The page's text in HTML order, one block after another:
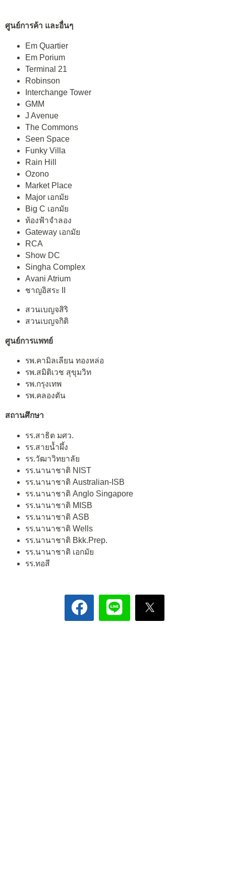
ศูนย์การค้า และอื่นๆ
Em Quartier
Em Porium
Terminal 21
Robinson
Interchange Tower
GMM
J Avenue
The Commons
Seen Space
Funky Villa
Rain Hill
Ozono
Market Place
Major เอกมัย
Big C เอกมัย
ท้องฟ้าจำลอง
Gateway เอกมัย
RCA
Show DC
Singha Complex
Avani Atrium
ชาญอิสระ II
สวนเบญจสิริ
สวนเบญจกิติ
ศูนย์การแพทย์
รพ.คามิลเลียน ทองหล่อ
รพ.สมิติเวช สุขุมวิท
รพ.กรุงเทพ
รพ.คลองตัน
สถานศึกษา
รร.สาธิต มศว.
รร.สายน้ำผึ้ง
รร.วัฒาวิทยาลัย
รร.นานาชาติ NIST
รร.นานาชาติ Australian-ISB
รร.นานาชาติ Anglo Singapore
รร.นานาชาติ MISB
รร.นานาชาติ ASB
รร.นานาชาติ Wells
รร.นานาชาติ Bkk.Prep.
รร.นานาชาติ เอกมัย
รร.ทอสี